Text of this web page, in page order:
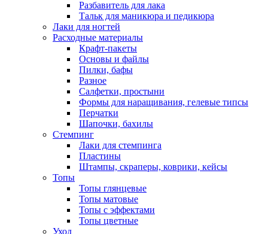
Разбавитель для лака
Тальк для маникюра и педикюра
Лаки для ногтей
Расходные материалы
Крафт-пакеты
Основы и файлы
Пилки, бафы
Разное
Салфетки, простыни
Формы для наращивания, гелевые типсы
Перчатки
Шапочки, бахилы
Стемпинг
Лаки для стемпинга
Пластины
Штампы, скраперы, коврики, кейсы
Топы
Топы глянцевые
Топы матовые
Топы с эффектами
Топы цветные
Уход